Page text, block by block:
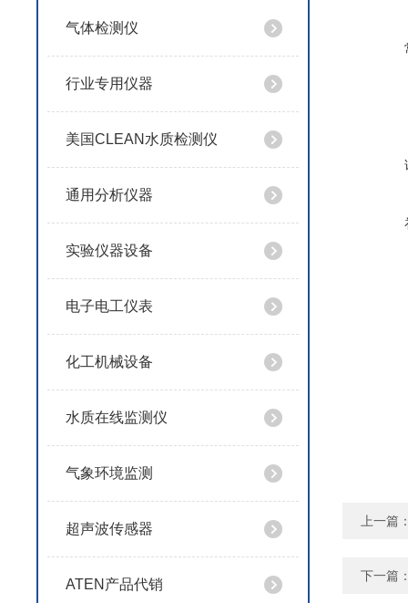
气体检测仪
行业专用仪器
美国CLEAN水质检测仪
通用分析仪器
实验仪器设备
电子电工仪表
化工机械设备
水质在线监测仪
气象环境监测
超声波传感器
ATEN产品代销
上一篇
下一篇